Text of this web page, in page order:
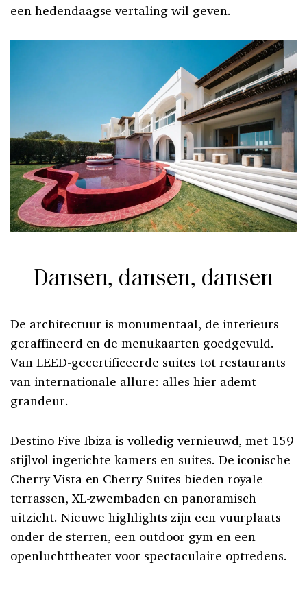
een hedendaagse vertaling wil geven.
Dansen, dansen, dansen
De architectuur is monumentaal, de interieurs
geraffineerd en de menukaarten goedgevuld.
Van LEED-gecertificeerde suites tot restaurants
van internationale allure: alles hier ademt
grandeur.
Destino Five Ibiza is volledig vernieuwd, met 159
stijlvol ingerichte kamers en suites. De iconische
Cherry Vista en Cherry Suites bieden royale
terrassen, XL-zwembaden en panoramisch
uitzicht. Nieuwe highlights zijn een vuurplaats
onder de sterren, een outdoor gym en een
openluchttheater voor spectaculaire optredens.